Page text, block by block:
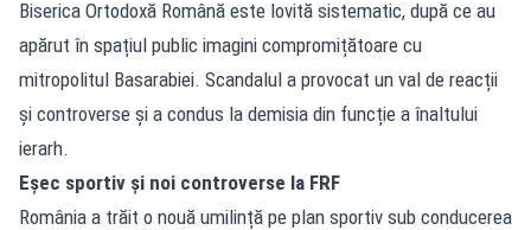
Biserica Ortodoxă Română este lovită sistematic, după ce au
apărut în spațiul public imagini compromițătoare cu
mitropolitul Basarabiei. Scandalul a provocat un val de reacții
și controverse și a condus la demisia din funcție a înaltului
ierarh.
Eșec sportiv și noi controverse la FRF
România a trăit o nouă umilință pe plan sportiv sub conducerea